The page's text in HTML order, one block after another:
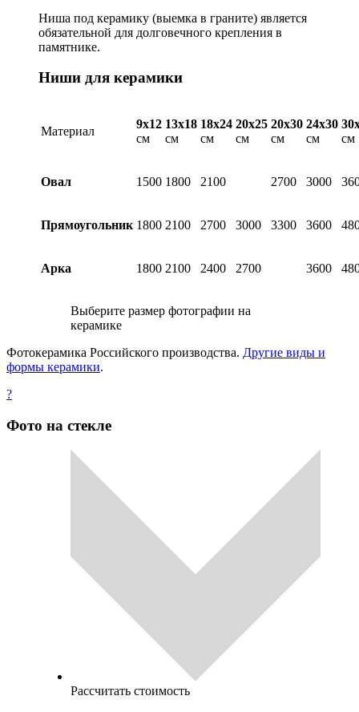
Ниша под керамику (выемка в граните) является
обязательной для долговечного крепления в
памятнике.
Ниши для керамики
Материал
9х12
см
13х18
см
18х24
см
20х25
см
20х30
см
24х30
см
см
Овал 1500 1800 2100 2700 3000
Прямоугольник 1800 2100 2700 3000 3300 3600
Арка 1800 2100 2400 2700 3600
Выберите размер фотографии на
керамике
Фотокерамика Российского производства. Другие виды и
формы керамики.
?
Фото на стекле
Рассчитать стоимость